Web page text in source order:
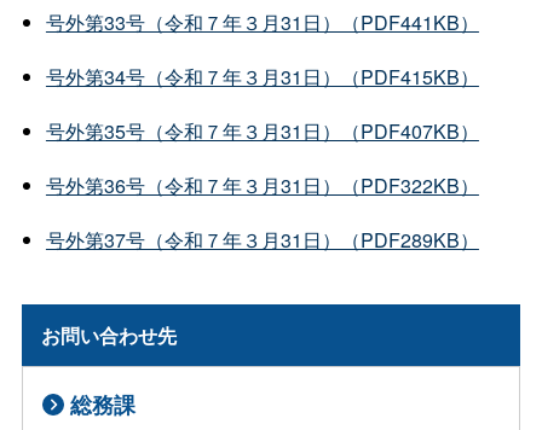
号外第33号（令和７年３月31日）（PDF441KB）
号外第34号（令和７年３月31日）（PDF415KB）
号外第35号（令和７年３月31日）（PDF407KB）
号外第36号（令和７年３月31日）（PDF322KB）
号外第37号（令和７年３月31日）（PDF289KB）
お問い合わせ先
総務課